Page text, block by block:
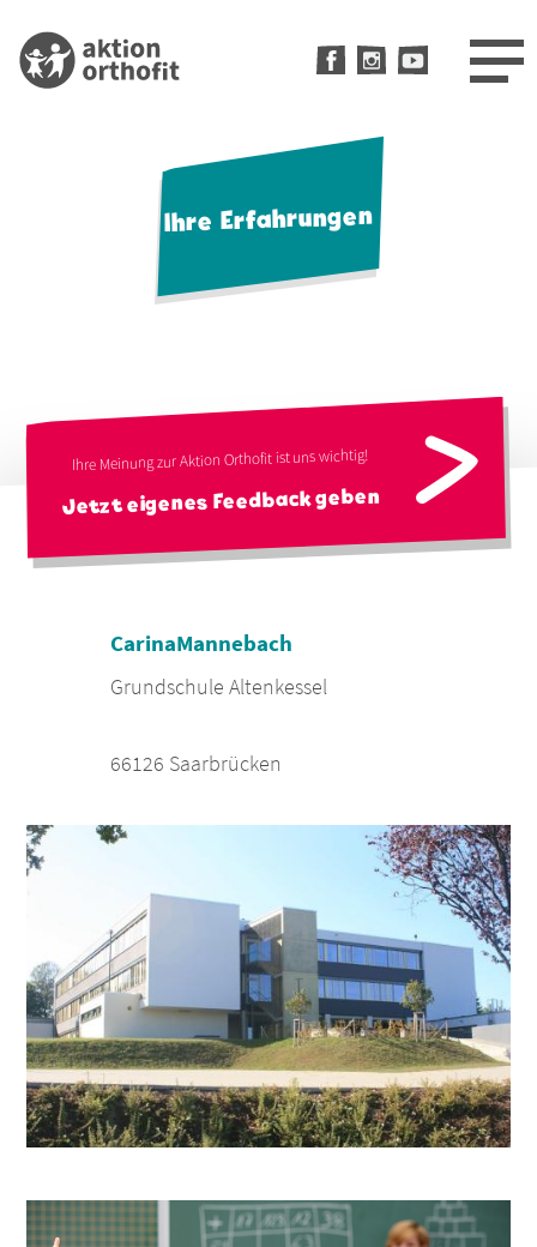
zum
Inhalt
Ihre Erfahrungen
Ihre Meinung zur Aktion Orthofit ist uns wichtig!
Jetzt eigenes Feedback geben
CarinaMannebach
Grundschule Altenkessel
66126 Saarbrücken